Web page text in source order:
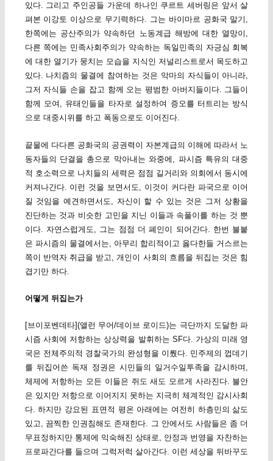
있다. 그리고 주인공들 가운데 하나인 쿠르트 세버링은 앞서 살
펴본 이강토 이상으로 무기력하다. 그는 바이마르 공화국 말기,
한쪽에는 공산주의가 약속하던 노동계급 해방에 대한 열망이,
다른 쪽에는 민족사회주의가 약속하는 독일민족의 자긍심 회복
에 대한 열기가 뭉치는 모습을 지식인 저널리스트로서 목도하고
있다. 나치즘의 물결에 참여하는 것은 악마의 자식들이 아니라,
그저 자식들 손을 잡고 함께 오는 평범한 아버지들이다. 그들이
함께 모여, 유태인들을 타자로 설정하여 증오를 터트리는 방식
으로 대중시위를 하고 폭동으로도 이어진다.
끝물에 다다른 공화국의 공권력이 자본계급의 이해에 따라서 노
동자들의 단결을 총으로 막아내는 와중에, 파시즘 특유의 대중
적 호소력으로 나치들의 세력은 점점 길거리와 의회에서 동시에
커져나간다. 이런 것을 보면서도, 이것이 커다란 파국으로 이어
질 것임을 예견하면서도, 자신이 할 수 있는 것은 그저 상황을
진단하는 것과 비슷한 고민을 지닌 이들과 속풀이를 하는 것 뿐
이다. 자연스럽게도, 그는 점점 더 폐인이 되어간다. 한번 불붙
은 파시즘의 물결에서는, 아무리 합리적이고 옳다한들 거스르는
쪽이 반역자 취급을 받고, 개인이 사회의 흐름을 뒤집는 것은 힘
겹기만 하다.
어떻게 뒤집는가
[브이포벤데타](앨런 무어/데이브 로이드)는 극단까지 도달한 파
시즘 사회에 저항하는 상상력을 발휘하는 SF다. 가상의 미래 영
국은 전체주의적 경찰국가의 완성형을 이뤘다. 민주제의 껍데기
를 뒤집어쓴 독재 정권은 시민들의 일거수일투족을 감시하며,
체제에 저항하는 모든 이들은 쥐도 새도 모르게 사라진다. 불안
은 있지만 저항으로 이어지지 못하는 지극히 체계적인 감시사회
다. 하지만 강요된 표면적 평온 아래에는 여전히 하층민의 삶도
있고, 끔찍한 인권침해도 존재한다. 그 안에서도 사람들은 좀 더
무표정하지만 통제에 익숙해진 상태로, 안정과 번영을 자찬하는
프로파간다를 들으며 그럭저럭 살아간다. 이런 세상을 뒤바꾸도